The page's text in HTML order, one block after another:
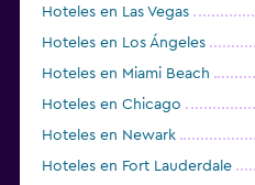
Hoteles en Las Vegas
Hoteles en Los Ángeles
Hoteles en Miami Beach
Hoteles en Chicago
Hoteles en Newark
Hoteles en Fort Lauderdale